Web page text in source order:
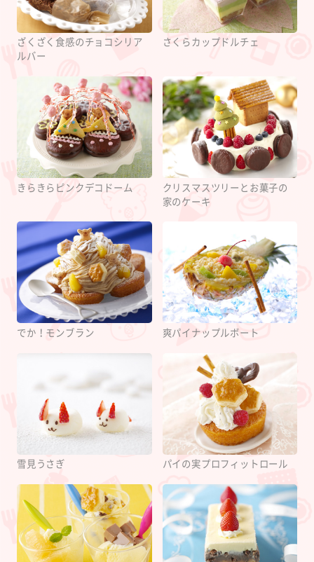
ざくざく食感のチョコシリア
ルバー
さくらカップドルチェ
きらきらピンクデコドーム
クリスマスツリーとお菓子の
家のケーキ
でか！モンブラン 爽パイナップルボート
雪見うさぎ パイの実プロフィットロール